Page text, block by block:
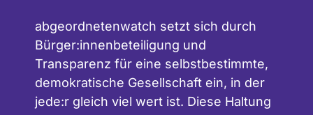
abgeordnetenwatch setzt sich durch
Bürger:innenbeteiligung und
Transparenz für eine selbstbestimmte,
demokratische Gesellschaft ein, in der
jede:r gleich viel wert ist. Diese Haltung